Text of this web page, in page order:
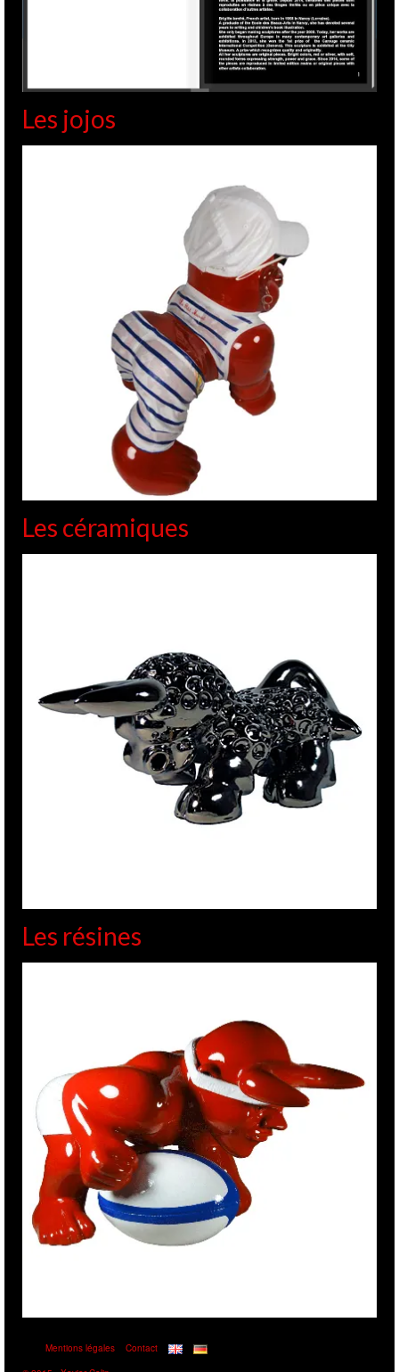
Les jojos
Les céramiques
Les résines
Mentions légales
Contact